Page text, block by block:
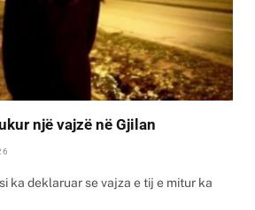
një vajzë në Gjilan
ka deklaruar se vajza e tij e mitur ka